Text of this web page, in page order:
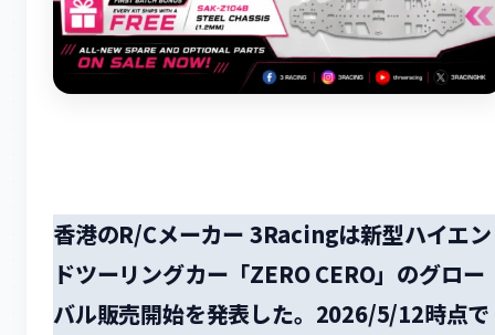
香港のR/Cメーカー 3Racingは新型ハイエン
ドツーリングカー「ZERO CERO」のグロー
バル販売開始を発表した。2026/5/12時点で